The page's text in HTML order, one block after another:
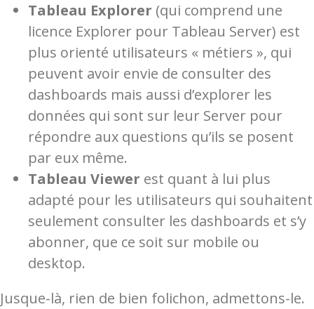
Tableau Explorer (qui comprend une
licence Explorer pour Tableau Server) est
plus orienté utilisateurs « métiers », qui
peuvent avoir envie de consulter des
dashboards mais aussi d’explorer les
données qui sont sur leur Server pour
répondre aux questions qu’ils se posent
par eux même.
Tableau Viewer est quant à lui plus
adapté pour les utilisateurs qui souhaitent
seulement consulter les dashboards et s’y
abonner, que ce soit sur mobile ou
desktop.
Jusque-là, rien de bien folichon, admettons-le.